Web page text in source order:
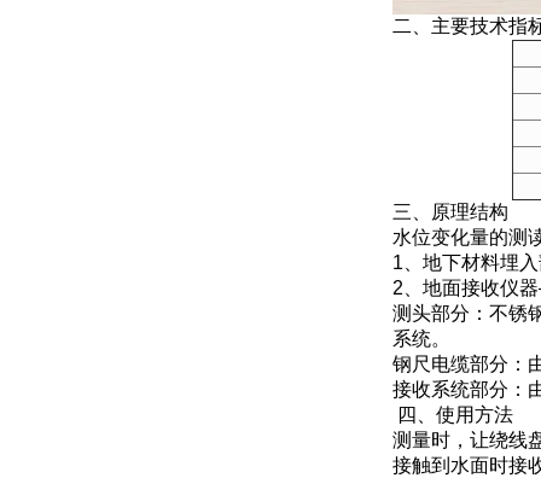
二、主要技术指
三、原理结构
水位变化量
1、地下材料埋
2、地面接收仪
测头部分：不锈
系统。
钢尺电缆部分：
接收系统部分：
四、使用方法
测量时，让绕线
接触到水面时接